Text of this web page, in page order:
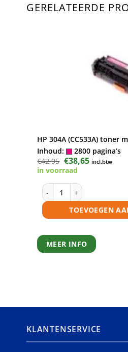
GERELATEERDE
HP 304A (CC533A) toner
Inhoud:
2800 pagina’s
€42,95 Oorspronkelijke
prijs
was:
€42,95.
€38,65Huidige
prijs
incl.btw
in voorraad
HP 304A (CC533A) toner
TOEVOEGEN
MEER INFO
KLANTENSERVICE